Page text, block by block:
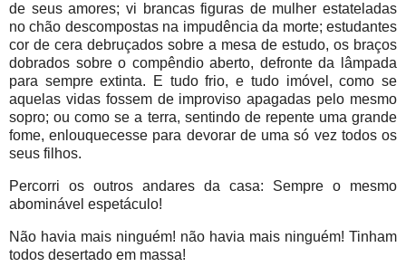
de seus amores; vi brancas figuras de mulher estateladas
no chão descompostas na impudência da morte; estudantes
cor de cera debruçados sobre a mesa de estudo, os braços
dobrados sobre o compêndio aberto, defronte da lâmpada
para sempre extinta. E tudo frio, e tudo imóvel, como se
aquelas vidas fossem de improviso apagadas pelo mesmo
sopro; ou como se a terra, sentindo de repente uma grande
fome, enlouquecesse para devorar de uma só vez todos os
seus filhos.
Percorri os outros andares da casa: Sempre o mesmo
abominável espetáculo!
Não havia mais ninguém! não havia mais ninguém! Tinham
todos desertado em massa!